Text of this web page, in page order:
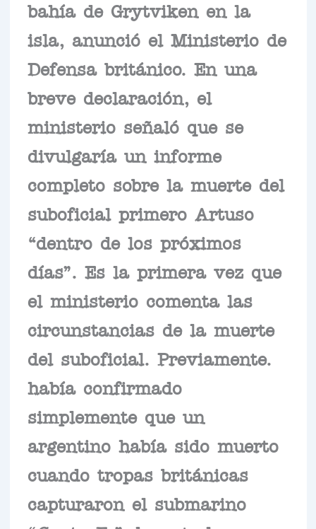
bahía de Grytviken en la
isla, anunció el Ministerio de
Defensa británico. En una
breve declaración, el
ministerio señaló que se
divulgaría un informe
completo sobre la muerte del
suboficial primero Artuso
“dentro de los próximos
días”. Es la primera vez que
el ministerio comenta las
circunstancias de la muerte
del suboficial. Previamente.
había confirmado
simplemente que un
argentino había sido muerto
cuando tropas británicas
capturaron el submarino